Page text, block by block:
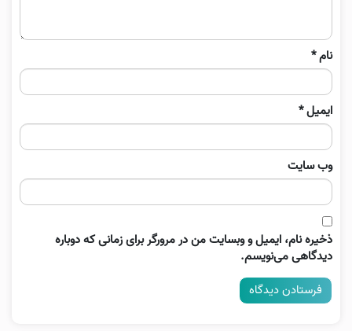
نام*
ایمیل*
وب‌ سایت
ذخیره نام، ایمیل و وبسایت من در مرورگر برای زمانی که دوباره
دیدگاهی می‌نویسم.